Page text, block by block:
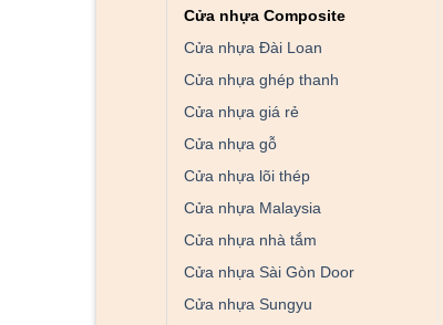
Cửa nhựa Composite
Cửa nhựa Đài Loan
Cửa nhựa ghép thanh
Cửa nhựa giá rẻ
Cửa nhựa gỗ
Cửa nhựa lõi thép
Cửa nhựa Malaysia
Cửa nhựa nhà tắm
Cửa nhựa Sài Gòn Door
Cửa nhựa Sungyu